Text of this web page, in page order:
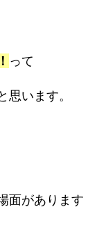
って
思います。
面があります